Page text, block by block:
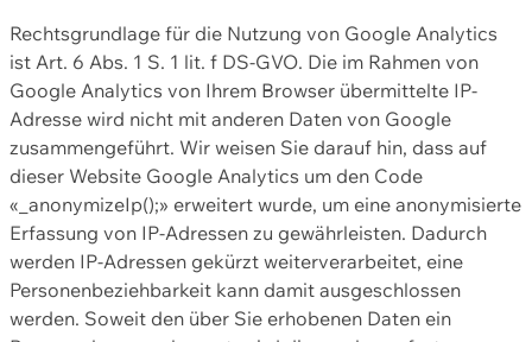
Rechtsgrundlage für die Nutzung von Google Analytics
ist Art. 6 Abs. 1 S. 1 lit. f DS-GVO. Die im Rahmen von
Google Analytics von Ihrem Browser übermittelte IP-
Adresse wird nicht mit anderen Daten von Google
zusammengeführt. Wir weisen Sie darauf hin, dass auf
dieser Website Google Analytics um den Code
«_anonymizeIp();» erweitert wurde, um eine anonymisierte
Erfassung von IP-Adressen zu gewährleisten. Dadurch
werden IP-Adressen gekürzt weiterverarbeitet, eine
Personenbeziehbarkeit kann damit ausgeschlossen
werden. Soweit den über Sie erhobenen Daten ein